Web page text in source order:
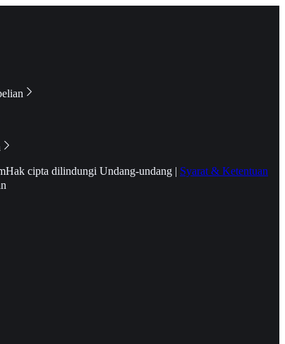
Hak cipta dilindungi Undang-undang | Syarat & Ketentuan